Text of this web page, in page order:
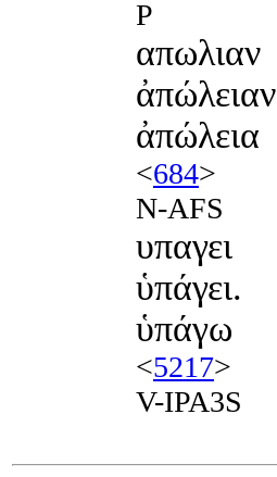
P
απωλιαν
ἀπώλειαν
ἀπώλεια
<684>
N-AFS
υπαγει
ὑπάγει.
ὑπάγω
<5217>
V-IPA3S